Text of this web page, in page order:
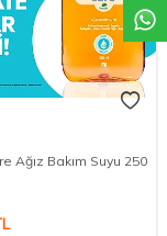
Ağız Bakım Suyu 250